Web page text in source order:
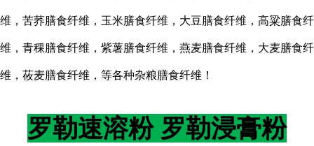
维，苦荞膳食纤维，玉米膳食纤维，大豆膳食纤维，高粱膳食纤
维，青稞膳食纤维，紫薯膳食纤维，燕麦膳食纤维，大麦膳食纤
维，莜麦膳食纤维，等各种杂粮膳食纤维！
罗勒速溶粉 罗勒浸膏粉